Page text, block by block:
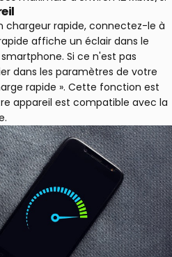
chargeur rapide, connectez-le à
affiche un éclair dans le
Si ce n'est pas
dans les paramètres de votre
rapide ». Cette fonction est
appareil est compatible avec la